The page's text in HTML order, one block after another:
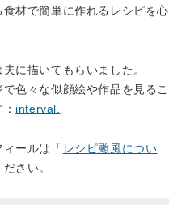
食材で簡単に作れるレシピを心
夫に描いてもらいました。
色々な似顔絵や作品を見るこ
interval.
ールは「 レシピ颱風につい
さい。